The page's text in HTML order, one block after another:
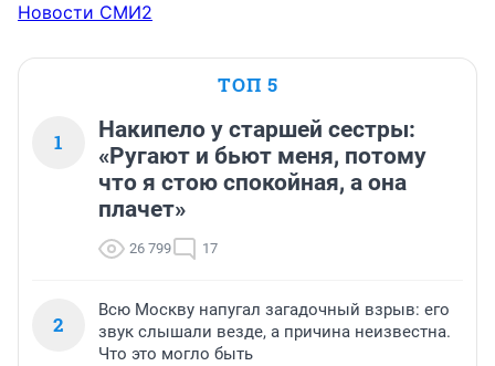
Новости СМИ2
ТОП 5
1
Накипело у старшей сестры:
«Ругают и бьют меня, потому
что я стою спокойная, а она
плачет»
26 799 17
2
Всю Москву напугал загадочный взрыв: его
звук слышали везде, а причина неизвестна.
Что это могло быть